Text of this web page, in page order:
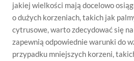
jakiej wielkości mają docelowo
o dużych korzeniach, takich jak
cytrusowe, warto zdecydować się
zapewnią odpowiednie warunki do
przypadku mniejszych korzeni,